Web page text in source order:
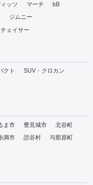
ッツ マーチ
bB
ジムニー
チェイサー
クト
SUV・クロカン
ま市 豊見城市
北谷町
満市 読谷村
与那原町